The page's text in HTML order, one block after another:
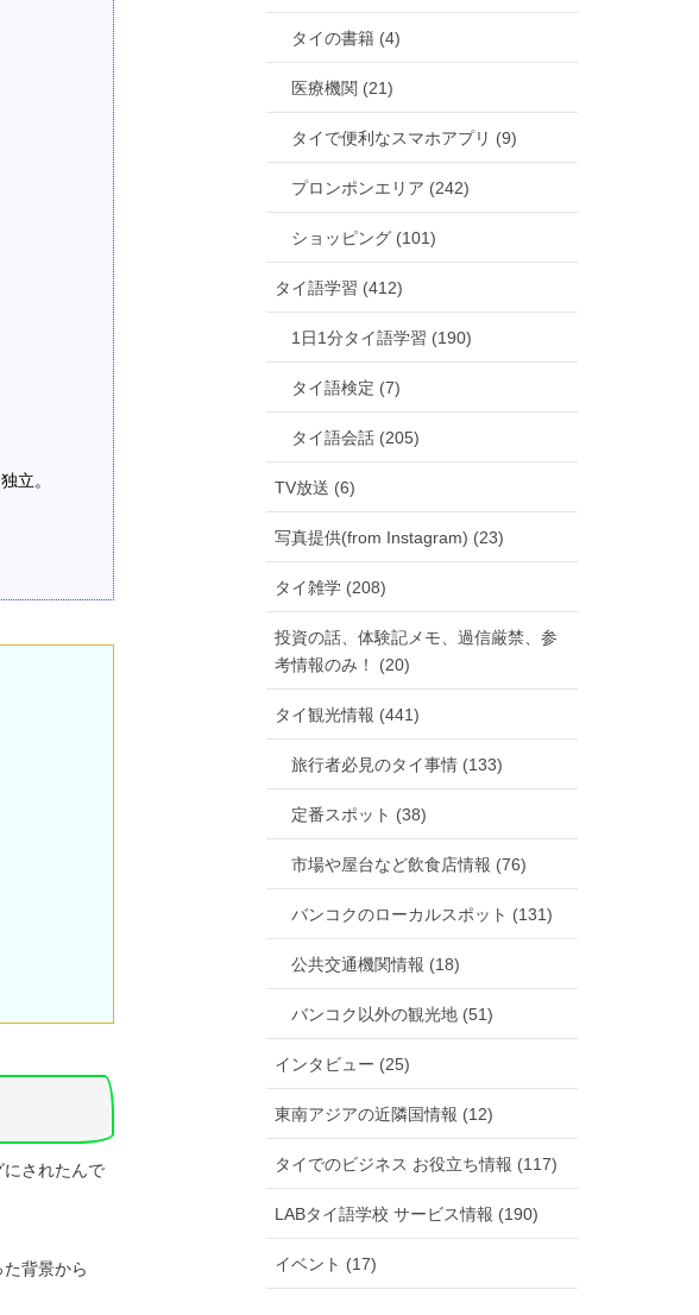
立。
にされたんで
背景から
タイの書籍 (4)
医療機関 (21)
タイで便利なスマホアプリ (9)
プロンポンエリア (242)
ショッピング (101)
タイ語学習 (412)
1日1分タイ語学習 (190)
タイ語検定 (7)
タイ語会話 (205)
TV放送 (6)
写真提供(from Instagram) (23)
タイ雑学 (208)
投資の話、体験記メモ、過信厳禁、参
考情報のみ！ (20)
タイ観光情報 (441)
旅行者必見のタイ事情 (133)
定番スポット (38)
市場や屋台など飲食店情報 (76)
バンコクのローカルスポット (131)
公共交通機関情報 (18)
バンコク以外の観光地 (51)
インタビュー (25)
東南アジアの近隣国情報 (12)
タイでのビジネス お役立ち情報 (117)
LABタイ語学校 サービス情報 (190)
イベント (17)